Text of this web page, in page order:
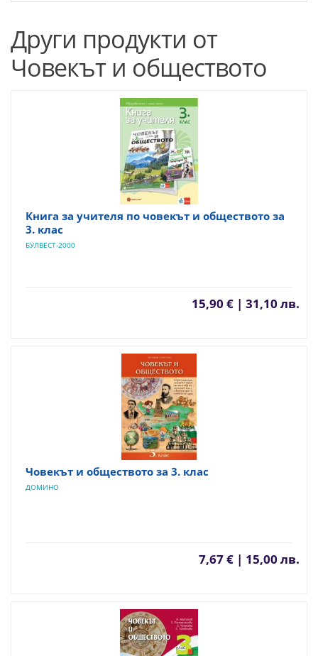
Други продукти от
Човекът и обществото
Книга за учителя по човекът и обществото за
3. клас
БУЛВЕСТ-2000
15,90 € | 31,10 лв.
Човекът и обществото за 3. клас
ДОМИНО
7,67 € | 15,00 лв.